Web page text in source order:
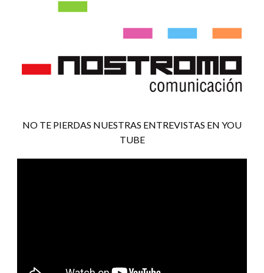
NO TE PIERDAS NUESTRAS ENTREVISTAS EN YOU
TUBE